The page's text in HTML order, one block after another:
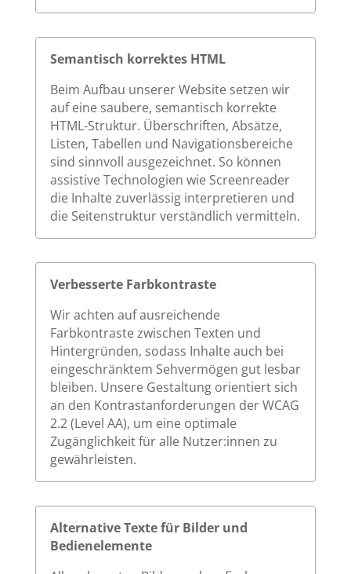
Semantisch korrektes HTML
Beim Aufbau unserer Website setzen wir
auf eine saubere, semantisch korrekte
HTML-Struktur. Überschriften, Absätze,
Listen, Tabellen und Navigationsbereiche
sind sinnvoll ausgezeichnet. So können
assistive Technologien wie Screenreader
die Inhalte zuverlässig interpretieren und
die Seitenstruktur verständlich vermitteln.
Verbesserte Farbkontraste
Wir achten auf ausreichende
Farbkontraste zwischen Texten und
Hintergründen, sodass Inhalte auch bei
eingeschränktem Sehvermögen gut lesbar
bleiben. Unsere Gestaltung orientiert sich
an den Kontrastanforderungen der WCAG
2.2 (Level AA), um eine optimale
Zugänglichkeit für alle Nutzer:innen zu
gewährleisten.
Alternative Texte für Bilder und
Bedienelemente